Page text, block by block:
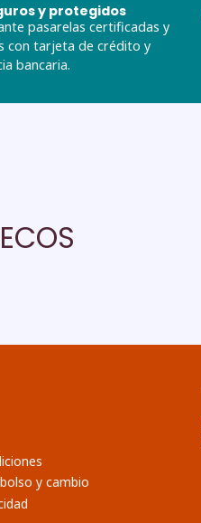
y protegidos
pasarelas certificadas y
con tarjeta de crédito y
bancaria.
y cambio